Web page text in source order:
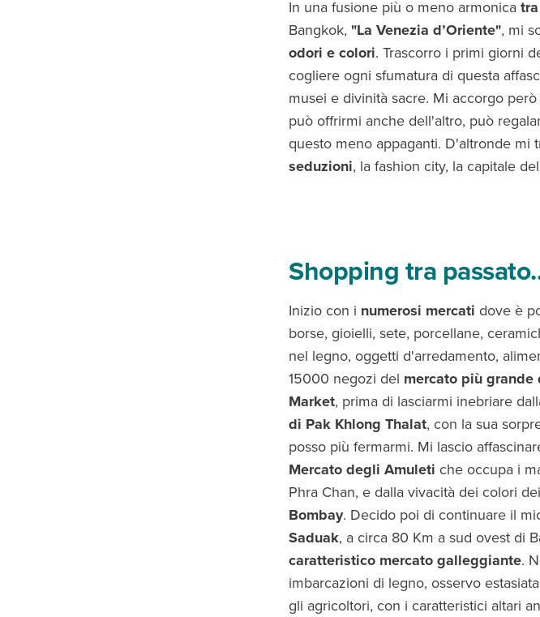
In una fusione più o meno armonica
Bangkok, "La Venezia d’Oriente", mi
odori e colori. Trascorro i primi giorni
cogliere ogni sfumatura di questa
musei e divinità sacre. Mi accorgo
può offrirmi anche dell'altro, può
questo meno appaganti. D'altronde mi
seduzioni, la fashion city, la capitale
Shopping tra
Inizio con i numerosi mercati dove è
borse, gioielli, sete, porcellane,
nel legno, oggetti d'arredamento,
15000 negozi del mercato più grande
Market, prima di lasciarmi inebriare
di Pak Khlong Thalat, con la sua
posso più fermarmi. Mi lascio
Mercato degli Amuleti che occupa i
Phra Chan, e dalla vivacità dei colori
Bombay. Decido poi di continuare il
Saduak, a circa 80 Km a sud ovest di
caratteristico mercato galleggiante.
imbarcazioni di legno, osservo estasiata
gli agricoltori, con i caratteristici altari